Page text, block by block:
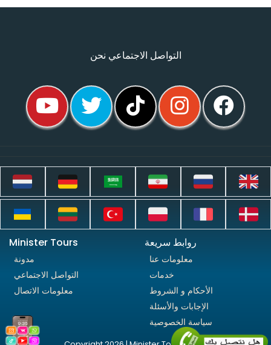
التواصل الاجتماعي نحن
روابط سريعة
معلومات عنا
خدمات
الأحكام و الشروط
الإجابات والأسئلة
سياسة الخصوصية
Minister Tours
مدونة
التواصل الاجتماعي
معلومات الاتصال